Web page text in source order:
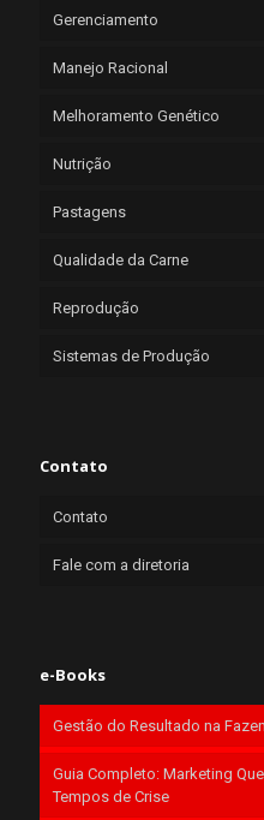
Gerenciamento
Manejo Racional
Melhoramento Genético
Nutrição
Pastagens
Qualidade da Carne
Reprodução
Sistemas de Produção
Contato
Contato
Fale com a diretoria
e-Books
Gestão do Resultado na
Guia Completo: Marketing
Tempos de Crise